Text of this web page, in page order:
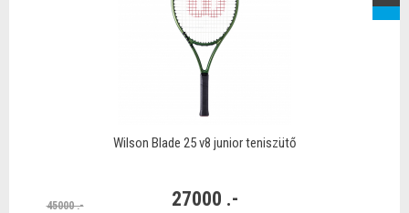
Wilson Blade 25 v8 junior teniszütő
45000 .- 27000 .-